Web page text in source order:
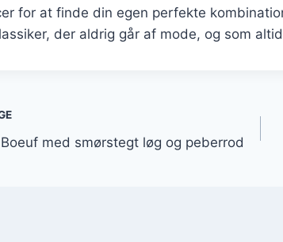
for at finde din egen perfekte
der aldrig går af mode, og som
med smørstegt løg og peberrod